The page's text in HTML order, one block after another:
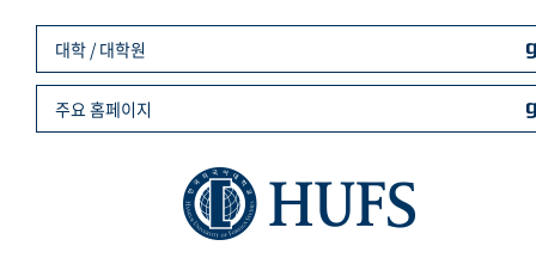
대학 / 대학원
주요 홈페이지